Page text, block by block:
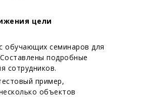
цели
обучающих семинаров для
подробные
сотрудников.
пример,
объектов